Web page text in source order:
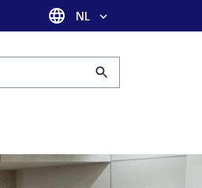
Taal selectie
NL